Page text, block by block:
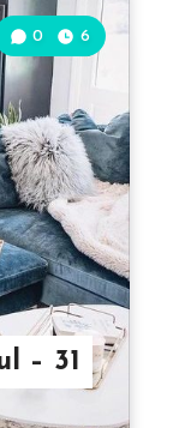
– 31
0 6